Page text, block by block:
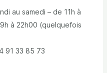
au samedi – de 11h à
à 22h00 (quelquefois
91 33 85 73